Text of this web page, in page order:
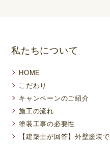
私たちについて
HOME
こだわり
キャンペーンのご紹介
施工の流れ
塗装工事の必要性
【建築士が回答】外壁塗装で